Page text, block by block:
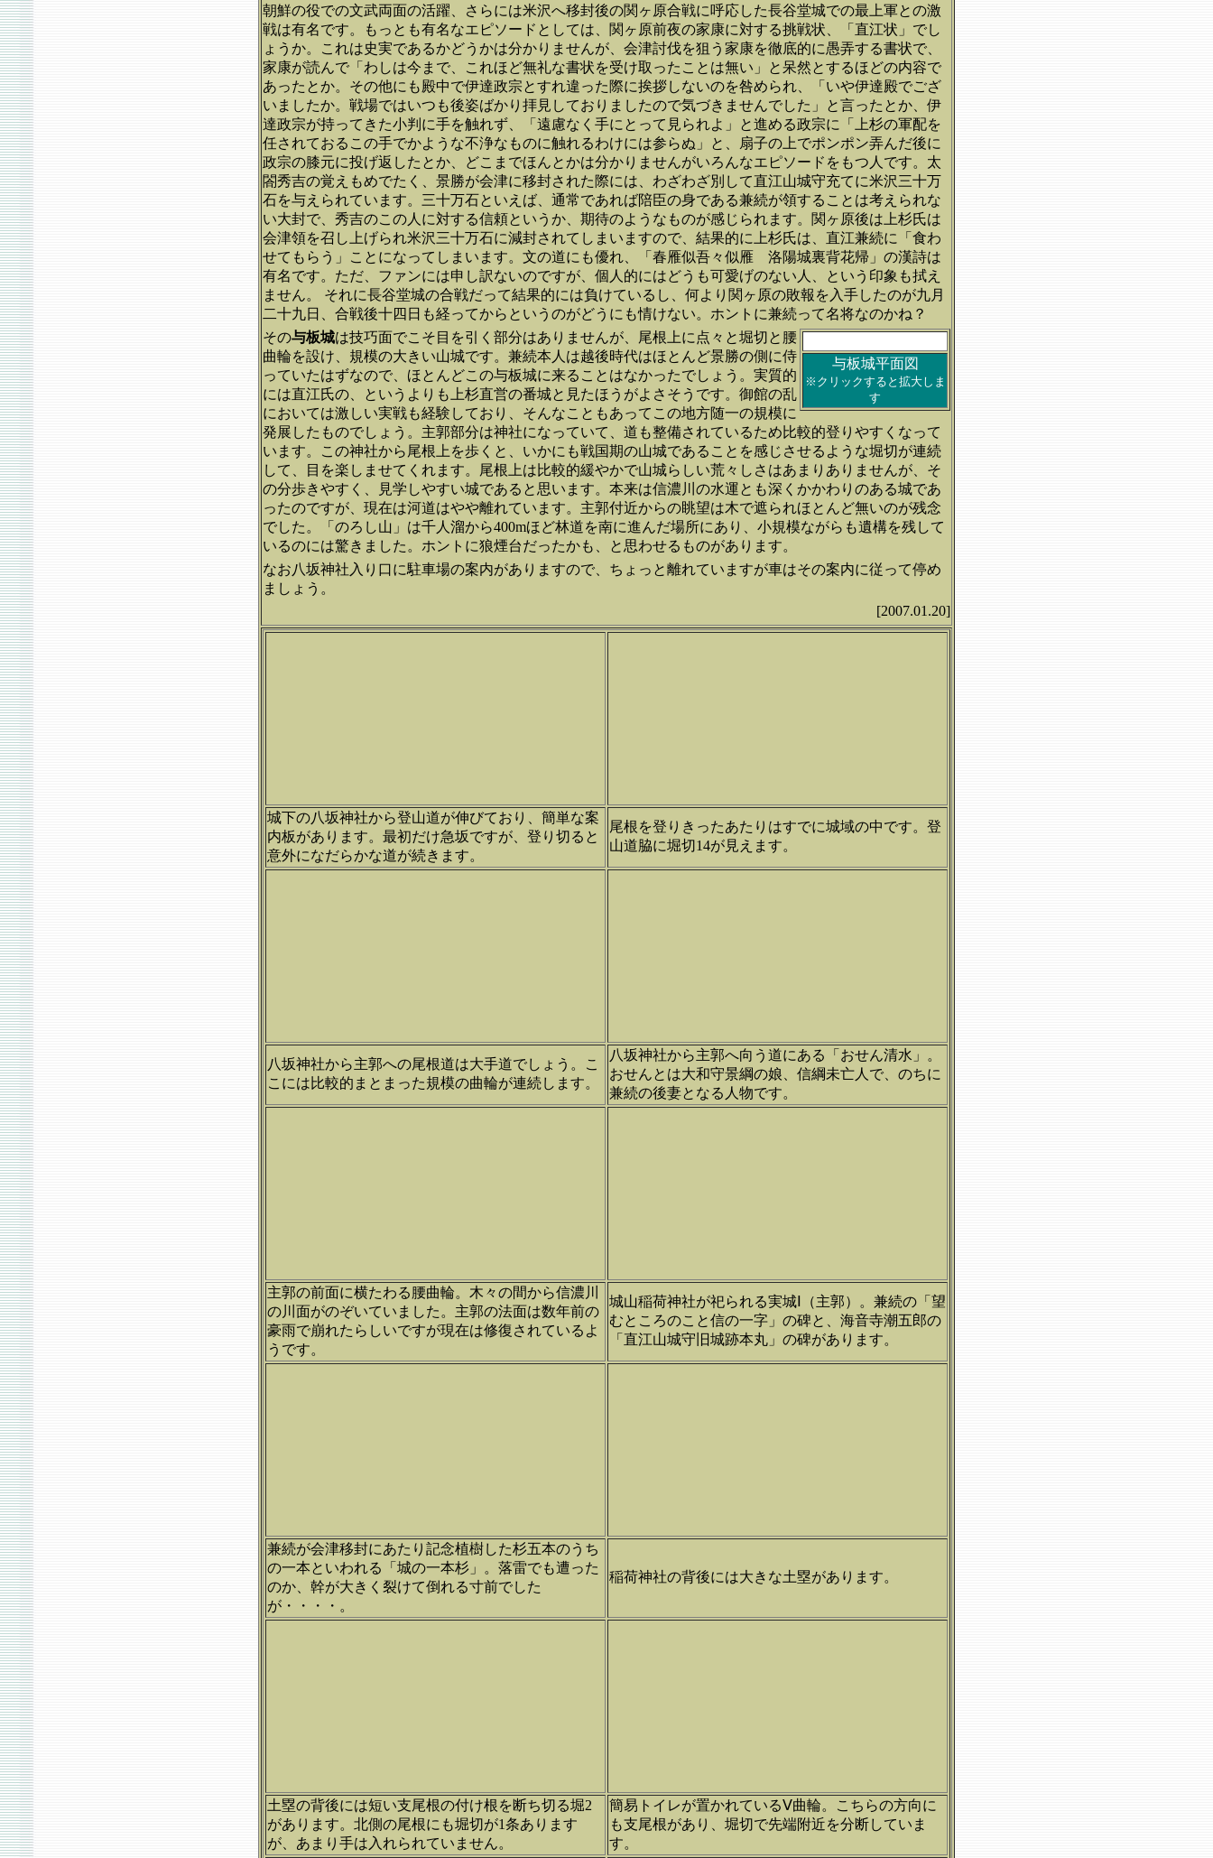
朝鮮の役での文武両面の活躍、さらには米沢へ移封後の関ヶ原合戦に呼応した長谷堂城での最上軍との激
戦は有名です。もっとも有名なエピソードとしては、関ヶ原前夜の家康に対する挑戦状、「直江状」でし
ょうか。これは史実であるかどうかは分かりませんが、会津討伐を狙う家康を徹底的に愚弄する書状で、
家康が読んで「わしは今まで、これほど無礼な書状を受け取ったことは無い」と呆然とするほどの内容で
あったとか。その他にも殿中で伊達政宗とすれ違った際に挨拶しないのを咎められ、「いや伊達殿でござ
いましたか。戦場ではいつも後姿ばかり拝見しておりましたので気づきませんでした」と言ったとか、伊
達政宗が持ってきた小判に手を触れず、「遠慮なく手にとって見られよ」と進める政宗に「上杉の軍配を
任されておるこの手でかような不浄なものに触れるわけには参らぬ」と、扇子の上でポンポン弄んだ後に
政宗の膝元に投げ返したとか、どこまでほんとかは分かりませんがいろんなエピソードをもつ人です。太
閤秀吉の覚えもめでたく、景勝が会津に移封された際には、わざわざ別して直江山城守充てに米沢三十万
石を与えられています。三十万石といえば、通常であれば陪臣の身である兼続が領することは考えられな
い大封で、秀吉のこの人に対する信頼というか、期待のようなものが感じられます。関ヶ原後は上杉氏は
会津領を召し上げられ米沢三十万石に減封されてしまいますので、結果的に上杉氏は、直江兼続に「食わ
せてもらう」ことになってしまいます。文の道にも優れ、「春雁似吾々似雁 洛陽城裏背花帰」の漢詩は
有名です。ただ、ファンには申し訳ないのですが、個人的にはどうも可愛げのない人、という印象も拭え
ません。 それに長谷堂城の合戦だって結果的には負けているし、何より関ヶ原の敗報を入手したのが九月
二十九日、合戦後十四日も経ってからというのがどうにも情けない。ホントに兼続って名将なのかね？
与板城平面図
※クリックすると拡大しま
す
その与板城は技巧面でこそ目を引く部分はありませんが、尾根上に点々と堀切と腰
曲輪を設け、規模の大きい山城です。兼続本人は越後時代はほとんど景勝の側に侍
っていたはずなので、ほとんどこの与板城に来ることはなかったでしょう。実質的
には直江氏の、というよりも上杉直営の番城と見たほうがよさそうです。御館の乱
においては激しい実戦も経験しており、そんなこともあってこの地方随一の規模に
発展したものでしょう。主郭部分は神社になっていて、道も整備されているため比較的登りやすくなって
います。この神社から尾根上を歩くと、いかにも戦国期の山城であることを感じさせるような堀切が連続
して、目を楽しませてくれます。尾根上は比較的緩やかで山城らしい荒々しさはあまりありませんが、そ
の分歩きやすく、見学しやすい城であると思います。本来は信濃川の水運とも深くかかわりのある城であ
ったのですが、現在は河道はやや離れています。主郭付近からの眺望は木で遮られほとんど無いのが残念
でした。「のろし山」は千人溜から400mほど林道を南に進んだ場所にあり、小規模ながらも遺構を残して
いるのには驚きました。ホントに狼煙台だったかも、と思わせるものがあります。
なお八坂神社入り口に駐車場の案内がありますので、ちょっと離れていますが車はその案内に従って停め
ましょう。
[2007.01.20]
城下の八坂神社から登山道が伸びており、簡単な案
内板があります。最初だけ急坂ですが、登り切ると
意外になだらかな道が続きます。
尾根を登りきったあたりはすでに城域の中です。登
山道脇に堀切14が見えます。
八坂神社から主郭への尾根道は大手道でしょう。こ
こには比較的まとまった規模の曲輪が連続します。
八坂神社から主郭へ向う道にある「おせん清水」。
おせんとは大和守景綱の娘、信綱未亡人で、のちに
兼続の後妻となる人物です。
主郭の前面に横たわる腰曲輪。木々の間から信濃川
の川面がのぞいていました。主郭の法面は数年前の
豪雨で崩れたらしいですが現在は修復されているよ
うです。
城山稲荷神社が祀られる実城Ⅰ（主郭）。兼続の「望
むところのこと信の一字」の碑と、海音寺潮五郎の
「直江山城守旧城跡本丸」の碑があります。
兼続が会津移封にあたり記念植樹した杉五本のうち
の一本といわれる「城の一本杉」。落雷でも遭った
のか、幹が大きく裂けて倒れる寸前でした
が・・・・。
稲荷神社の背後には大きな土塁があります。
土塁の背後には短い支尾根の付け根を断ち切る堀2
があります。北側の尾根にも堀切が1条あります
が、あまり手は入れられていません。
簡易トイレが置かれているⅤ曲輪。こちらの方向に
も支尾根があり、堀切で先端附近を分断していま
す。